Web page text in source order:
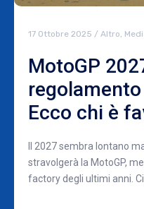
17 Ottobre 2025 / Altro,
MotoGP
Ecco chi è
Il 2027 sembra lontano
stravolgerà la MotoGP,
factory degli ultimi anni.